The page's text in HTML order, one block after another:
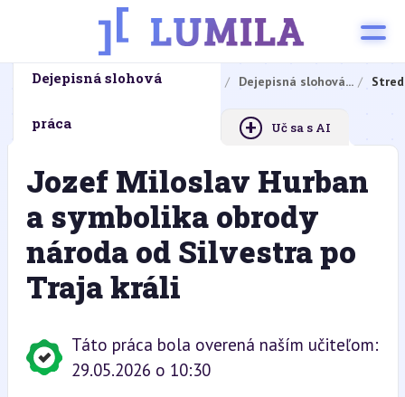
Domovská stránka Domáce úlohy Dejepisná slohová...
Dejepisná slohová
práca + Uč sa s AI
Jozef Miloslav Hurban
a symbolika obrody
národa od Silvestra po
Traja králi
Táto práca bola overená naším učiteľom:
29.05.2026 o 10:30